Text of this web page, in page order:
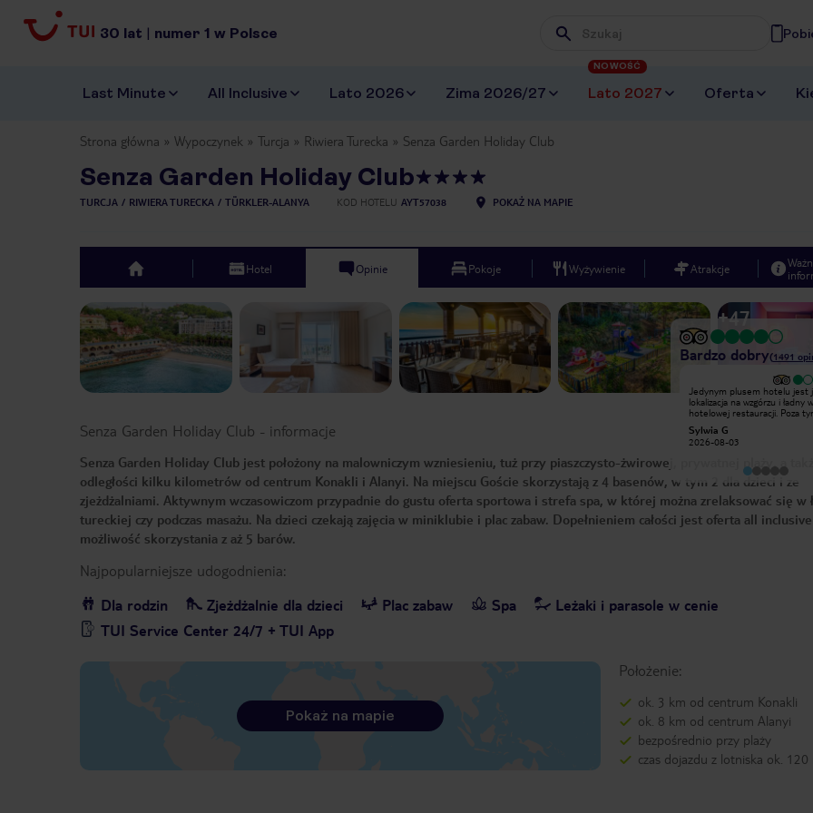
30 lat | numer 1 w Polsce Wpisz frazę, której szukasz
Last Minute All Inclusive Lato 2026 Zima 2026/27 Lato 2027
NOWOŚĆ
Oferta
Strona główna Wypoczynek Turcja Riwiera Turecka Senza Garden Holiday Club
Senza Garden Holiday Club
TURCJA RIWIERA TURECKA TÜRKLER-ALANYA KOD HOTELU AYT57038 POKAŻ NA MAPIE
top Hotel Opinie Pokoje Wyżywienie Atrakcje
Previous slide +47
Bardzo dobry(1491
Wyjątkowy
Jesteśmy zadowoleni. Jest pięknie i
Jedynym plusem hotelu jest
lokalizacja na wzgórzu i ładny
hotelowej restauracji. Poza
bardzo zaniedbane i brudne.
hotelu nie oddają
tynki, stare rozlatujace się
pokojach była pleśń pod
na ścianach i w klimatyzacji-
nocach spędzonych w
pokoi pochorowaliśmy się od
zagrzybiałej klimatyzacji. Dziwne
były tylko burgery). Brak opcji
nie braliśmy udziału więc się
wypowiem na ich temat.
Sylwia G
2026-08-03
Senza Garden Holiday Club - informacje
Senza Garden Holiday Club jest położony na malowniczym wzniesieniu, tuż przy piaszczysto-żwirowej, prywatnej plaży, a
odległości kilku kilometrów od centrum Konakli i Alanyi. Na miejscu Goście skorzystają z 4 basenów, w tym 2 dla dzieci i ze
zjeżdżalniami. Aktywnym wczasowiczom przypadnie do gustu oferta sportowa i strefa spa, w której można zrelaksować się w
tureckiej czy podczas masażu. Na dzieci czekają zajęcia w miniklubie i plac zabaw. Dopełnieniem całości jest oferta all
możliwość skorzystania z aż 5 barów.
Najpopularniejsze udogodnienia:
Dla rodzin
Zjeżdżalnie dla dzieci Plac zabaw Spa
Leżaki i parasole w cenie
TUI Service Center 24/7 + TUI App
Położenie:
ok. 3 km od centrum Konakli
ok. 8 km od centrum Alanyi
bezpośrednio przy plaży
czas dojazdu z lotniska ok. 120
Pokaż na mapie